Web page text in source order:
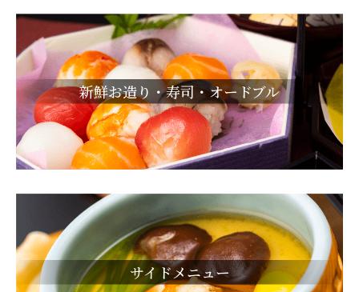
新鮮お造り・寿司・オードブル
サイドメニュー